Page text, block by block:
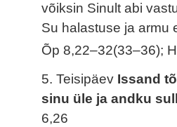
võiksin Sinult abi
Su halastuse ja armu
Õp 8,22–32(33–36);
5. Teisipäev Issand
sinu üle ja andku
6,26